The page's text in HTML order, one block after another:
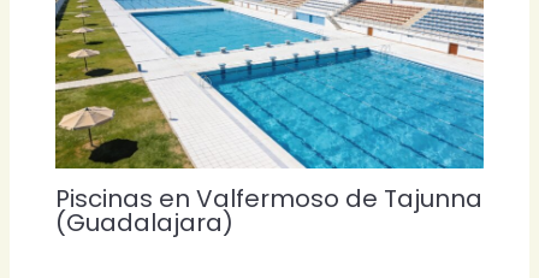
Piscinas en Valfermoso de Tajunna
(Guadalajara)